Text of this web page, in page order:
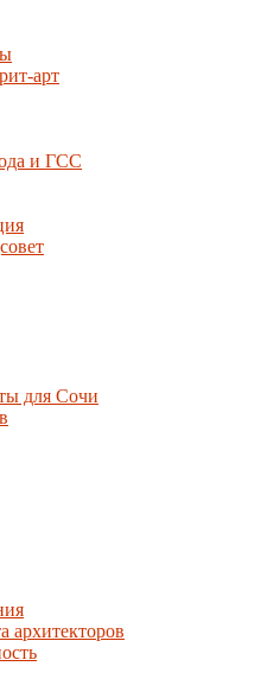
арт
и ГСС
для Сочи
архитекторов